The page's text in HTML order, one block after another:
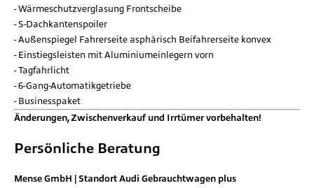
Wärmeschutzverglasung Frontscheibe
S-Dachkantenspoiler
Außenspiegel Fahrerseite asphärisch Beifahrerseite konvex
Einstiegsleisten mit Aluminiumeinlegern vorn
Tagfahrlicht
6-Gang-Automatikgetriebe
Businesspaket
Änderungen, Zwischenverkauf und Irrtümer vorbehalten!
Persönliche Beratung
Mense GmbH | Standort Audi Gebrauchtwagen plus